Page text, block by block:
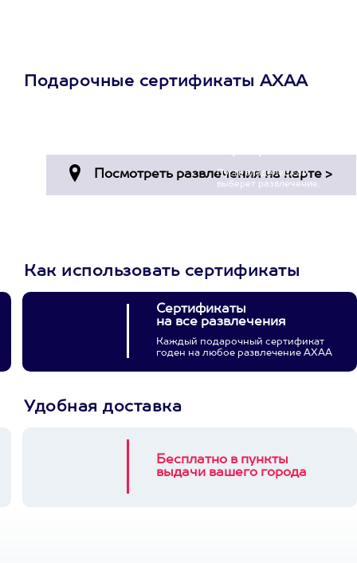
Подарочные сертификаты АХАА
Пусть владелец сам
выберет развлечение.
Как использовать сертификаты
Сертификаты
на все развлечения
Каждый подарочный сертификат
годен на любое развлечение АХАА
Удобная доставка
Бесплатно в пункты
выдачи вашего города